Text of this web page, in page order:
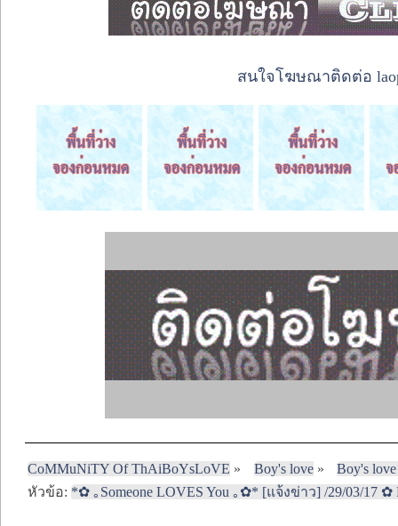
สนใจโฆษณาติดต่อ
CoMMuNiTY Of ThAiBoYsLoVE » Boy's love»
Boy's
หัวข้อ:*✿ ｡Someone LOVES You ｡✿* [แจ้งข่าว] /29/03/17 ✿